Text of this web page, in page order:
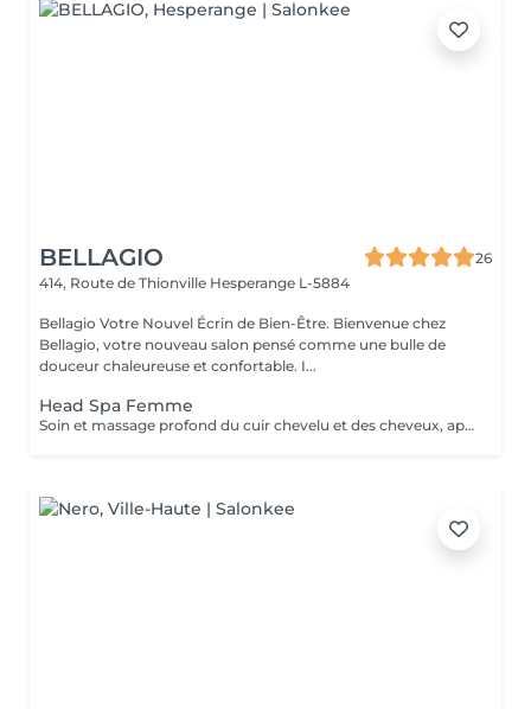
BELLAGIO
26
414, Route de Thionville Hesperange L-5884
Bellagio Votre Nouvel Écrin de Bien-Être. Bienvenue chez
Bellagio, votre nouveau salon pensé comme une bulle de
douceur chaleureuse et confortable. I...
Head Spa Femme
Soin et massage profond du cuir chevelu et des cheveux, après le soins un brushing ou séchage naturelle .